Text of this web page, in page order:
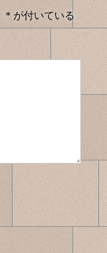
*が付いている